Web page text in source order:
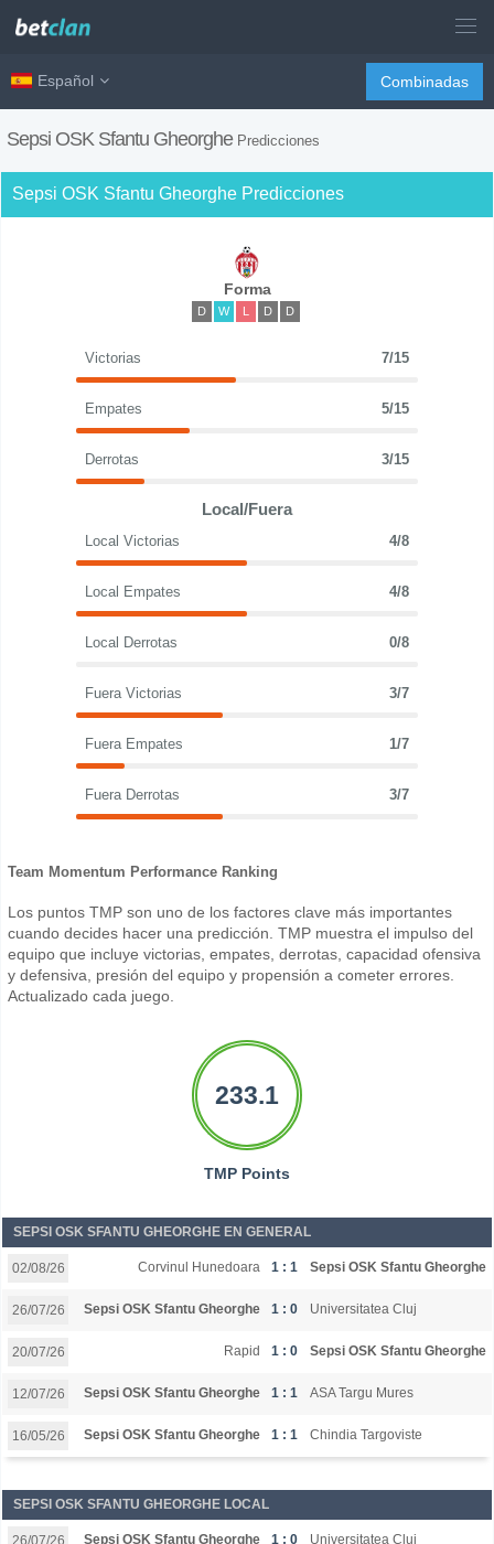
Español Combinadas
Sepsi OSK Sfantu Gheorghe Predicciones
Sepsi OSK Sfantu Gheorghe Predicciones
Forma
D W L D D
Victorias 7/15
Empates 5/15
Derrotas 3/15
Local/Fuera
Local Victorias 4/8
Local Empates 4/8
Local Derrotas 0/8
Fuera Victorias 3/7
Fuera Empates 1/7
Fuera Derrotas 3/7
Team Momentum Performance Ranking
Los puntos TMP son uno de los factores clave más importantes
cuando decides hacer una predicción. TMP muestra el impulso del
equipo que incluye victorias, empates, derrotas, capacidad ofensiva
y defensiva, presión del equipo y propensión a cometer errores.
Actualizado cada juego.
233.1
TMP Points
SEPSI OSK SFANTU GHEORGHE EN GENERAL
02/08/26 Corvinul Hunedoara 1 : 1 Sepsi OSK Sfantu Gheorghe
26/07/26 Sepsi OSK Sfantu Gheorghe 1 : 0 Universitatea Cluj
20/07/26 Rapid 1 : 0 Sepsi OSK Sfantu Gheorghe
12/07/26 Sepsi OSK Sfantu Gheorghe 1 : 1 ASA Targu Mures
16/05/26 Sepsi OSK Sfantu Gheorghe 1 : 1 Chindia Targoviste
SEPSI OSK SFANTU GHEORGHE LOCAL
26/07/26 Sepsi OSK Sfantu Gheorghe 1 : 0 Universitatea Cluj